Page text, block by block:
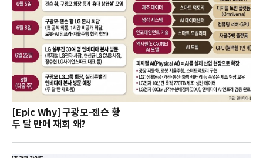
[Epic Why] 구광모-젠슨 황
두 달 만에 재회 왜?